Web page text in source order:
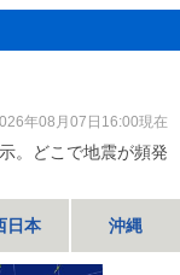
年08月07日16:00現在
。どこで地震が頻発
日本 沖縄